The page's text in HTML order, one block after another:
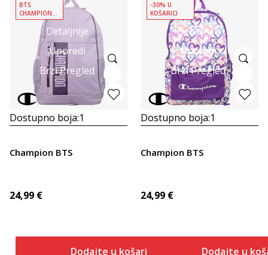
Detaljnije
Uporedi
Brzi Pregled
BTS
CHAMPION
PAKET
Dostupno boja:1
Champion BTS
24,99 €
Dodajte u košaricu
Detaljnije
Uporedi
Brzi Pregled
-30% U
KOŠARICI
Dostupno boja:1
Champion BTS
24,99 €
Dodajte u